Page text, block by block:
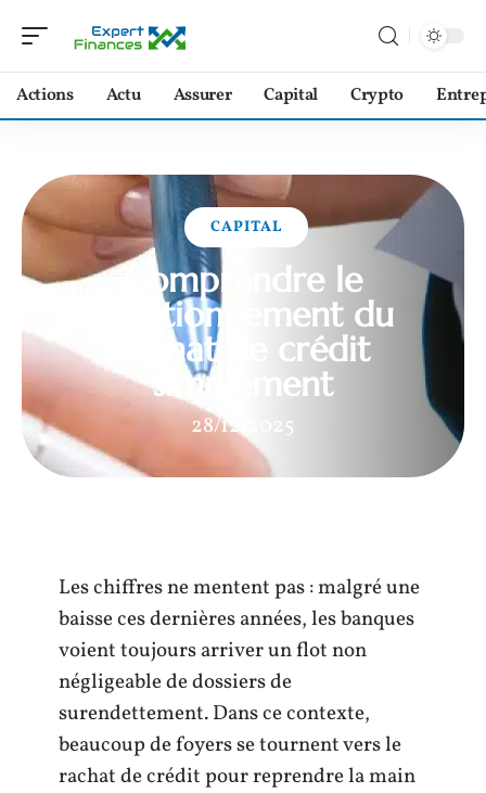
Actions Actu Assurer Capital Crypto
CAPITAL
Comprendre le
fonctionnement du
rachat de crédit
simplement
28/12/2025
Les chiffres ne mentent pas : malgré une
baisse ces dernières années, les banques
voient toujours arriver un flot non
négligeable de dossiers de
surendettement. Dans ce contexte,
beaucoup de foyers se tournent vers le
rachat de crédit pour reprendre la main